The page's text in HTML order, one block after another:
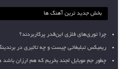
بخش جدید ترین آهنگ ها
چرا توری‌های فلزی این‌قدر پرکاربردند؟
ریمیکس تبلیغاتی چیست و چه تاثیری در
چطور جم موبایل لجند بخریم که هم ارزان